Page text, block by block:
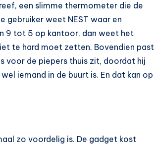
een slimme thermometer die de
gebruiker weet NEST waar en
9 tot 5 op kantoor, dan weet het
te hard moet zetten. Bovendien past
voor de piepers thuis zit, doordat hij
iemand in de buurt is. En dat kan op
zo voordelig is. De gadget kost